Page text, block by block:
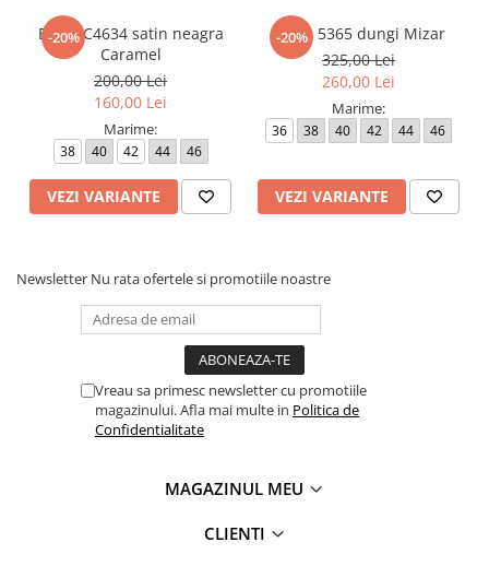
-20%
Bluza C4634 satin neagra
Caramel
200,00 Lei
160,00 Lei
Marime:
38 40 42 44 46
VEZI VARIANTE
-20%
Bluza 5365 dungi Mizar
325,00 Lei
260,00 Lei
Marime:
36 38 40 42 44 46
VEZI VARIANTE
Newsletter Nu rata ofertele si promotiile noastre
Vreau sa primesc newsletter cu promotiile
magazinului. Afla mai multe in Politica de
Confidentialitate
MAGAZINUL MEU
CLIENTI